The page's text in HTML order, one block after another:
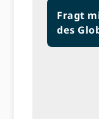
Fragt
des